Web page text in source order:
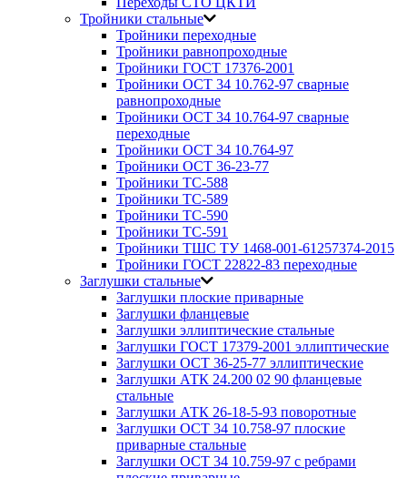
Тройники стальные
Тройники переходные
Тройники равнопроходные
Тройники ГОСТ 17376-2001
Тройники ОСТ 34 10.762-97 сварные
равнопроходные
Тройники ОСТ 34 10.764-97 сварные
переходные
Тройники ОСТ 34 10.764-97
Тройники ОСТ 36-23-77
Тройники ТС-588
Тройники ТС-589
Тройники ТС-590
Тройники ТС-591
Тройники ТШС ТУ 1468-001-61257374-2015
Тройники ГОСТ 22822-83 переходные
Заглушки стальные
Заглушки плоские приварные
Заглушки фланцевые
Заглушки эллиптические стальные
Заглушки ГОСТ 17379-2001 эллиптические
Заглушки ОСТ 36-25-77 эллиптические
Заглушки АТК 24.200 02 90 фланцевые
стальные
Заглушки АТК 26-18-5-93 поворотные
Заглушки ОСТ 34 10.758-97 плоские
приварные стальные
Заглушки ОСТ 34 10.759-97 с ребрами